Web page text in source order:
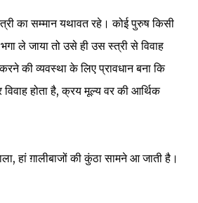
का सम्मान यथावत रहे। कोई पुरुष किसी
ले जाया तो उसे ही उस स्त्री से विवाह
की व्यवस्था के लिए प्रावधान बना कि
होता है, क्रय मूल्य वर की आर्थिक
हां ग़ालीबाजों की कुंठा सामने आ जाती है।